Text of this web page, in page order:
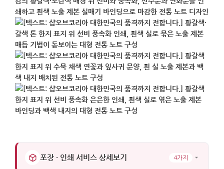
포장 · 인쇄 서비스 상세보기 4가지